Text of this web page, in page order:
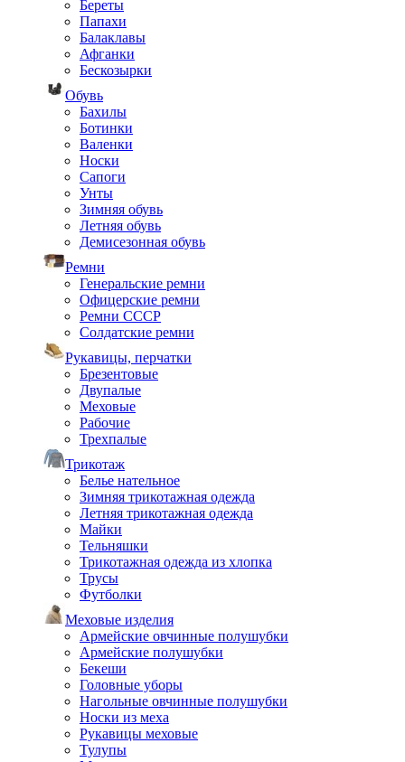
Береты
Папахи
Балаклавы
Афганки
Бескозырки
Обувь
Бахилы
Ботинки
Валенки
Носки
Сапоги
Унты
Зимняя обувь
Летняя обувь
Демисезонная обувь
Ремни
Генеральские ремни
Офицерские ремни
Ремни СССР
Солдатские ремни
Рукавицы, перчатки
Брезентовые
Двупалые
Меховые
Рабочие
Трехпалые
Трикотаж
Белье нательное
Зимняя трикотажная одежда
Летняя трикотажная одежда
Майки
Тельняшки
Трикотажная одежда из хлопка
Трусы
Футболки
Меховые изделия
Армейские овчинные полушубки
Армейские полушубки
Бекеши
Головные уборы
Нагольные овчинные полушубки
Носки из меха
Рукавицы меховые
Тулупы